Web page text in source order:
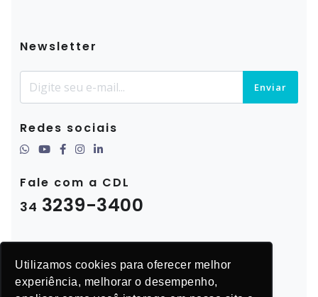
Utilizamos cookies para oferecer melhor
experiência, melhorar o desempenho,
Newsletter
Enviar
Redes sociais
Fale com a CDL
34 3239-3400